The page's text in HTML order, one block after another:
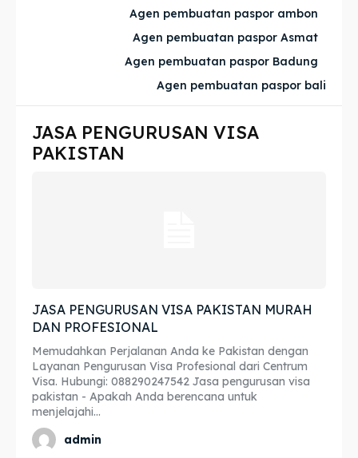
Imta
Blog
Imta
Blog
Agen pembuatan paspor ambon
Agen pembuatan paspor Asmat
Agen pembuatan paspor Badung
Agen pembuatan paspor bali
JASA PENGURUSAN VISA
PAKISTAN
JASA PENGURUSAN VISA PAKISTAN MURAH
DAN PROFESIONAL
Memudahkan Perjalanan Anda ke Pakistan dengan
Layanan Pengurusan Visa Profesional dari Centrum
Visa. Hubungi: 088290247542 Jasa pengurusan visa
pakistan - Apakah Anda berencana untuk
menjelajahi...
admin